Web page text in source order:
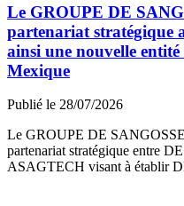
Le GROUPE DE
partenariat stratégique
ainsi une nouvelle
Mexique
Publié le 28/07/2026
Le GROUPE DE
partenariat stratégique entre
ASAGTECH visant à établir